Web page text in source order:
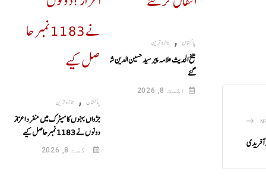
آفریدی
پاکستان , تازہ ترین
شیخ الحدیث علامہ پیر سید حسین الدین شاہ انتقال کر
گئے
اگست 8, 2026
پاکستان , تازہ ترین
جڑواں بہنوں کا میٹرک میں منفرد اعزاز!
دونوں نے 1183نمبرحاصل کیے
اگست 8, 2026